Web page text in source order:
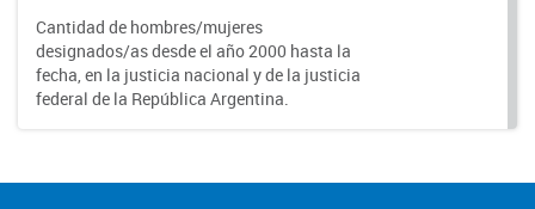
Cantidad de hombres/mujeres
designados/as desde el año 2000 hasta la
fecha, en la justicia nacional y de la justicia
federal de la República Argentina.